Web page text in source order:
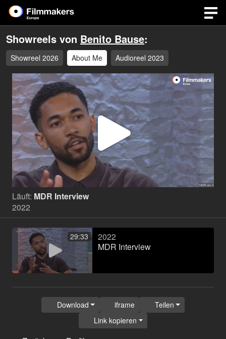
Showreels von Benito Bause:
Showreel 2026 About Me Audioreel 2023
Video
Läuft: MDR Interview
2022
29:33
2022
MDR Interview
Download iframe
Teilen
Link kopieren